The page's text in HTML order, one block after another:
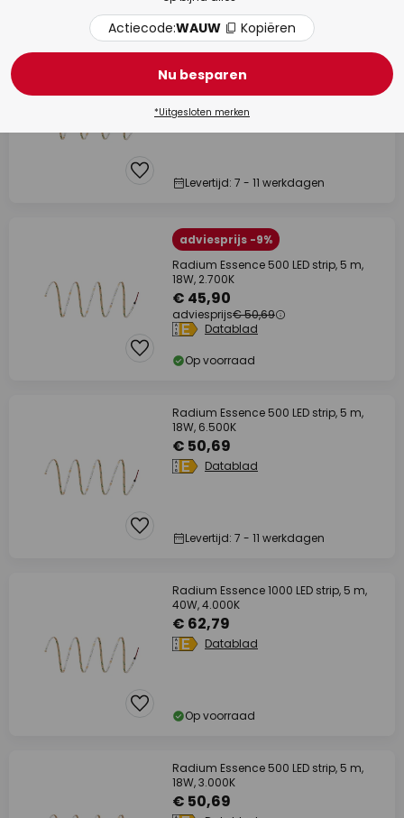
Op voorraad
Radium Essence 1000 LED strip, 5 m,
40W, 3.000K
€ 62,79
Datablad
Levertijd: 7 - 11 werkdagen
adviesprijs -9%
Radium Essence 500 LED strip, 5 m,
18W, 2.700K
€ 45,90
adviesprijs€ 50,69
Datablad
Op voorraad
Radium Essence 500 LED strip, 5 m,
18W, 6.500K
€ 50,69
Datablad
Levertijd: 7 - 11 werkdagen
Radium Essence 1000 LED strip, 5 m,
40W, 4.000K
€ 62,79
Datablad
Op voorraad
Radium Essence 500 LED strip, 5 m,
18W, 3.000K
€ 50,69
Actiecode:WAUW Kopiëren
Nu besparen
*Uitgesloten merken